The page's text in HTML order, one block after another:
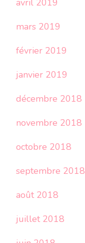
avril 2019
mars 2019
février 2019
janvier 2019
décembre 2018
novembre 2018
octobre 2018
septembre 2018
août 2018
juillet 2018